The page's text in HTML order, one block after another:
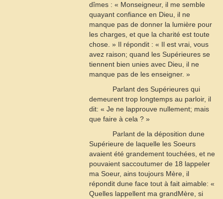
dîmes : « Monseigneur, il me semble
quayant confiance en Dieu, il ne
manque pas de donner la lumière pour
les charges, et que la charité est toute
chose. » Il répondit : « Il est vrai, vous
avez raison; quand les Supérieures se
tiennent bien unies avec Dieu, il ne
manque pas de les enseigner. »
Parlant des Supérieures qui
demeurent trop longtemps au parloir, il
dit: « Je ne lapprouve nullement; mais
que faire à cela ? »
Parlant de la déposition dune
Supérieure de laquelle les Soeurs
avaient été grandement touchées, et ne
pouvaient saccoutumer de 18 lappeler
ma Soeur, ains toujours Mère, il
répondit dune face tout à fait aimable: «
Quelles lappellent ma grandMère, si